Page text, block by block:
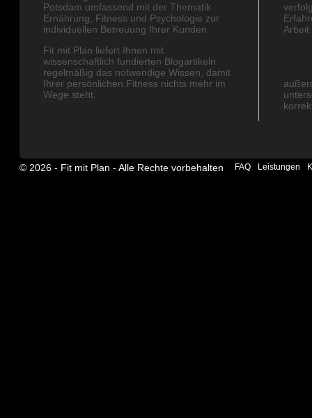
Potsdam umfassend mit der Thematik
Ernährung, Fitness und Psychologie zur
individuellen Betreuung Ihrer Kunden.
Fit mit Plan liefert Ihnen mit
wissenschaftlich fundierten Blogartikeln
regelmäßig das notwendige Wissen, damit
Ihrer persönlichen Fitness nichts mehr im
Wege steht.
Arbeit
© 2026 ‐ Fit mit Plan - Alle Rechte vorbehalten FAQ Leistungen